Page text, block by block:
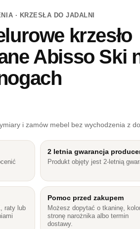
· KRZESŁA DO JADALNI
krzesło
Abisso Ski
i zamów mebel bez wychodzenia z
2 letnia gwarancja
Produkt objęty jest 2-letnią
raty lub
Pomoc przed zakupem
Możesz dopytać o tkaninę,
stronę narożnika albo termin
dostawy.